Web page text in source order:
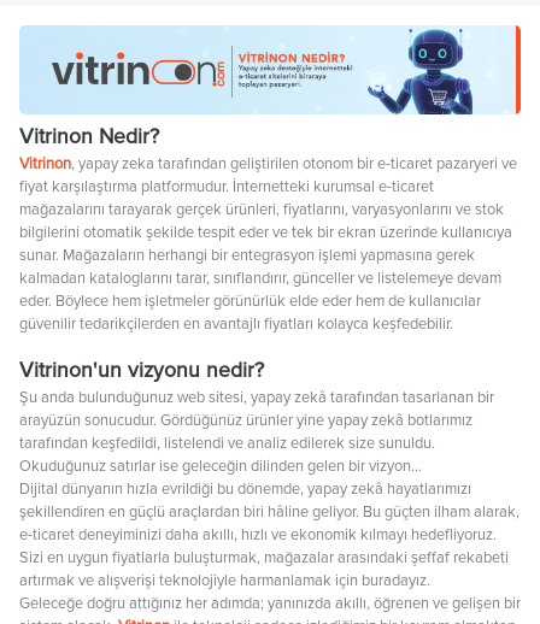
Vitrinon Nedir?
Vitrinon, yapay zeka tarafından geliştirilen otonom bir e-ticaret pazaryeri ve
fiyat karşılaştırma platformudur. İnternetteki kurumsal e-ticaret
mağazalarını tarayarak gerçek ürünleri, fiyatlarını, varyasyonlarını ve stok
bilgilerini otomatik şekilde tespit eder ve tek bir ekran üzerinde kullanıcıya
sunar. Mağazaların herhangi bir entegrasyon işlemi yapmasına gerek
kalmadan kataloglarını tarar, sınıflandırır, günceller ve listelemeye devam
eder. Böylece hem işletmeler görünürlük elde eder hem de kullanıcılar
güvenilir tedarikçilerden en avantajlı fiyatları kolayca keşfedebilir.
Vitrinon'un vizyonu nedir?
Şu anda bulunduğunuz web sitesi, yapay zekâ tarafından tasarlanan bir
arayüzün sonucudur. Gördüğünüz ürünler yine yapay zekâ botlarımız
tarafından keşfedildi, listelendi ve analiz edilerek size sunuldu.
Okuduğunuz satırlar ise geleceğin dilinden gelen bir vizyon…
Dijital dünyanın hızla evrildiği bu dönemde, yapay zekâ hayatlarımızı
şekillendiren en güçlü araçlardan biri hâline geliyor. Bu güçten ilham alarak,
e-ticaret deneyiminizi daha akıllı, hızlı ve ekonomik kılmayı hedefliyoruz.
Sizi en uygun fiyatlarla buluşturmak, mağazalar arasındaki şeffaf rekabeti
artırmak ve alışverişi teknolojiyle harmanlamak için buradayız.
Geleceğe doğru attığınız her adımda; yanınızda akıllı, öğrenen ve gelişen bir